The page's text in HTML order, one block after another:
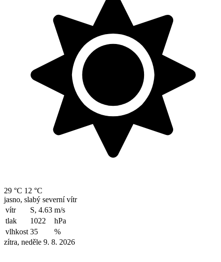
29 °C 12 °C
jasno, slabý severní vítr
vítr
S, 4.63 m/s
tlak
1022
hPa
vlhkost 35
%
zítra, neděle 9. 8. 2026